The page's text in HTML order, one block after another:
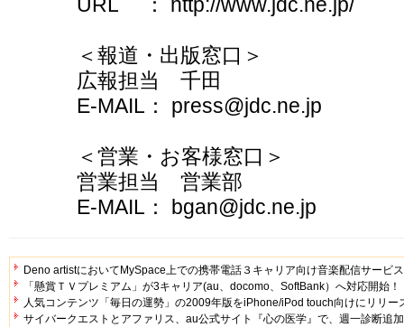
＜報道・出版窓口＞
広報担当 千田
E-MAIL： press@jdc.ne.jp
＜営業・お客様窓口＞
営業担当 営業部
E-MAIL： bgan@jdc.ne.jp
Deno artistにおいてMySpace上での携帯電話３キャリア向け音楽配信サービ
「懸賞ＴＶプレミアム」が3キャリア(au、docomo、SoftBank）へ対応開始！
人気コンテンツ「毎日の運勢」の2009年版をiPhone/iPod touch向けにリリー
サイバークエストとアファリス、au公式サイト『心の医学』で、週一診断追